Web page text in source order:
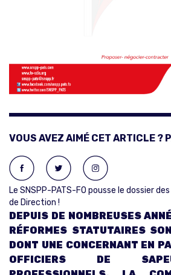
VOUS AVEZ AIMÉ CET ARTICLE ?
Le SNSPP-PATS-FO pousse le dossier
de Direction !
DEPUIS DE NOMBREUSES
RÉFORMES STATUTAIRES
DONT UNE CONCERNANT EN
OFFICIERS DE